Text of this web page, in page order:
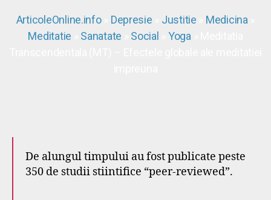
ArticoleOnline.info» Depresie Justitie Medicina
Meditatie
Sanatate Social Yoga
De alungul timpului au fost publicate peste
350 de studii stiintifice “peer-reviewed”.